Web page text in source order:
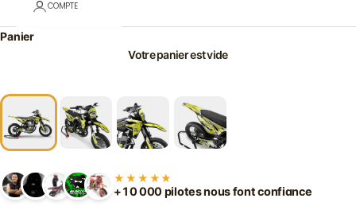
COMPTE
Panier
Votre panier est vide
★★★★★
+10 000 pilotes nous font confiance